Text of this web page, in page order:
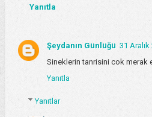
Yanıtla
Şeydanın Günlüğü 31
Sineklerin tanrisini cok merak
Yanıtla
Yanıtlar